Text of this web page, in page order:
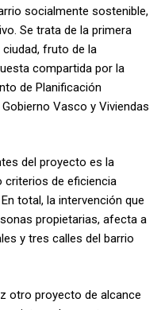
socialmente sostenible,
Se trata de la primera
fruto de la
compartida por la
de Planificación
Vasco y Viviendas
del proyecto es la
criterios de eficiencia
total, la intervención que
propietarias, afecta a
y tres calles del barrio
otro proyecto de alcance